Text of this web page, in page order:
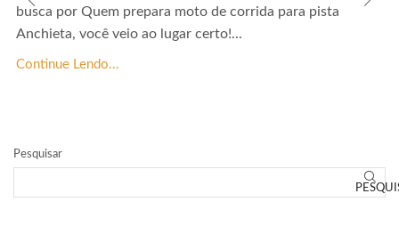
busca por Quem prepara moto de corrida para pista
Anchieta, você veio ao lugar certo!...
Continue Lendo...
Pesquisar